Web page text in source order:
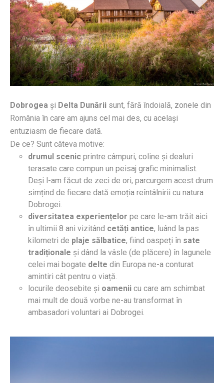
Dobrogea și Delta Dunării sunt, fără îndoială, zonele din
România în care am ajuns cel mai des, cu același
entuziasm de fiecare dată.
De ce? Sunt câteva motive:
drumul scenic printre câmpuri, coline și dealuri
terasate care compun un peisaj grafic minimalist.
Deși l-am făcut de zeci de ori, parcurgem acest drum
simțind de fiecare dată emoția reîntâlnirii cu natura
Dobrogei.
diversitatea experiențelor pe care le-am trăit aici
în ultimii 8 ani vizitând cetăți antice, luând la pas
kilometri de plaje sălbatice, fiind oaspeți în sate
tradiționale și dând la vâsle (de plăcere) în lagunele
celei mai bogate delte din Europa ne-a conturat
amintiri cât pentru o viață.
locurile deosebite și oamenii cu care am schimbat
mai mult de două vorbe ne-au transformat în
ambasadori voluntari ai Dobrogei.